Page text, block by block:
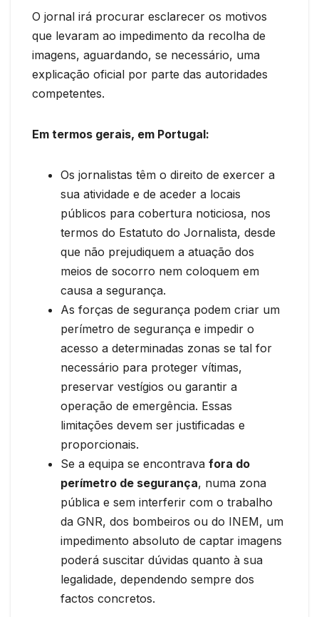
O jornal irá procurar esclarecer os motivos
que levaram ao impedimento da recolha de
imagens, aguardando, se necessário, uma
explicação oficial por parte das autoridades
competentes.
Em termos gerais, em Portugal:
Os jornalistas têm o direito de exercer a
sua atividade e de aceder a locais
públicos para cobertura noticiosa, nos
termos do Estatuto do Jornalista, desde
que não prejudiquem a atuação dos
meios de socorro nem coloquem em
causa a segurança.
As forças de segurança podem criar um
perímetro de segurança e impedir o
acesso a determinadas zonas se tal for
necessário para proteger vítimas,
preservar vestígios ou garantir a
operação de emergência. Essas
limitações devem ser justificadas e
proporcionais.
Se a equipa se encontrava fora do
perímetro de segurança, numa zona
pública e sem interferir com o trabalho
da GNR, dos bombeiros ou do INEM, um
impedimento absoluto de captar imagens
poderá suscitar dúvidas quanto à sua
legalidade, dependendo sempre dos
factos concretos.